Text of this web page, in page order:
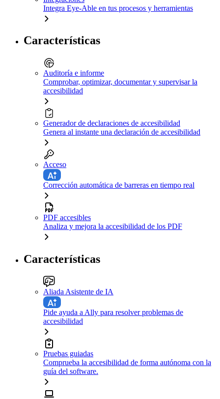
Integra Eye-Able en tus procesos y herramientas
Características
Auditoría e informe
Comprobar, optimizar, documentar y supervisar la
accesibilidad
Generador de declaraciones de accesibilidad
Genera al instante una declaración de accesibilidad
Acceso
Corrección automática de barreras en tiempo real
PDF accesibles
Analiza y mejora la accesibilidad de los PDF
Características
Aliada Asistente de IA
Pide ayuda a Ally para resolver problemas de
accesibilidad
Pruebas guiadas
Comprueba la accesibilidad de forma autónoma con la
guía del software.